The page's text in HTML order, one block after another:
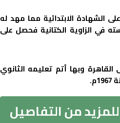
الشهادة الابتدائية مما مهد له
في الزاوية الكتانية فحصل على
القاهرة وبها أتم تعليمه الثانوي
من التفاصيل